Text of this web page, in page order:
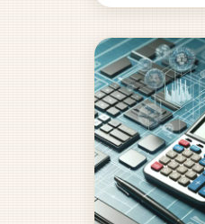
lepší sladění
přináší
možností
usnadňuje
místa....